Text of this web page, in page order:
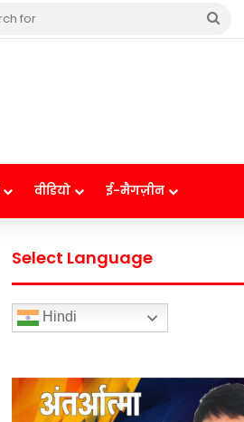
वीडियो ई-मैगज़ीन
Select Language
Hindi